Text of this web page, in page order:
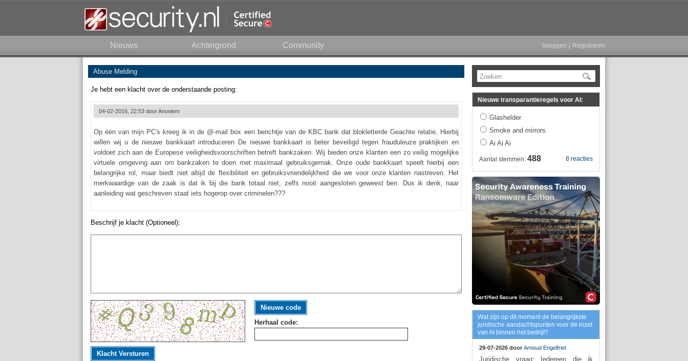
Nieuws Achtergrond Community Inloggen Registreren
Abuse Melding
Je hebt een klacht over de onderstaande posting:
04-02-2016, 22:53 doorAnoniem
Op één van mijn PC's kreeg ik in de @-mail box een berichtje van de KBC bank dat blokletterde Geachte relatie, Hierbij
willen wij u de nieuwe bankkaart introduceren De nieuwe bankkaart is beter beveiligd tegen frauduleuze praktijken en
voldoet zich aan de Europese veiligheidsvoorschriften betreft bankzaken. Wij bieden onze klanten een zo veilig mogelijke
virtuele omgeving aan om bankzaken te doen met maximaal gebruiksgemak. Onze oude bankkaart speelt hierbij een
belangrijke rol, maar biedt niet altijd de flexibiliteit en gebruiksvriendelijkheid die we voor onze klanten nastreven. Het
merkwaardige van de zaak is dat ik bij die bank totaal niet, zelfs nooit aangesloten geweest ben. Dus ik denk, naar
aanleiding wat geschreven staat iets hogerop over criminelen???
Beschrijf je klacht (Optioneel):
Nieuwe code
Herhaal code:
Klacht Versturen
Zoeken
Nieuwe transparantieregels voor AI:
Glashelder
Smoke and mirrors
Ai Ai Ai
8 reacties
Aantal stemmen: 488
Wat zijn op dit moment de belangrijkste
juridische aandachtspunten voor de inzet
van AI binnen het bedrijf?
29-07-2026 door Arnoud Engelfriet
Juridische vraag: Iedereen die ik